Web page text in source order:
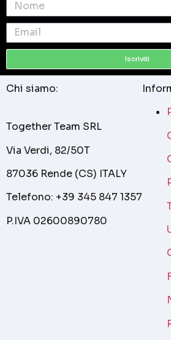
Iscriviti
Chi siamo:
Together Team SRL
Via Verdi, 82/50T
87036 Rende (CS) ITALY
Telefono: +39 345 847 1357
P.IVA 02600890780